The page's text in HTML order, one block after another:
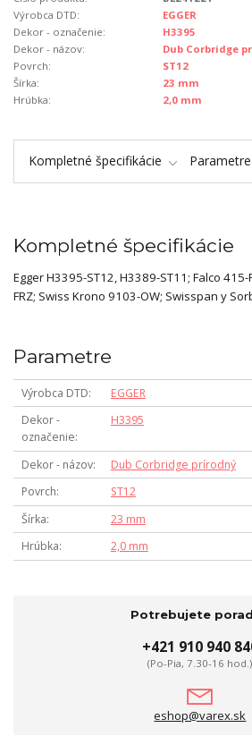
Výrobca DTD:
EGGER
Dekor - označenie:
H3395
Dekor - názov:
Dub Corbridge
Povrch:
ST12
Šírka:
23 mm
Hrúbka:
2,0 mm
Kompletné špecifikácie Parametre
Kompletné špecifikácie
Egger H3395-ST12, H3389-ST11; Falco
FRZ; Swiss Krono 9103-OW; Swisspan y
Parametre
Výrobca DTD
EGGER
Dekor -
označenie
H3395
Dekor - názov
Dub Corbridge prírodný
Povrch
ST12
Šírka
23 mm
Hrúbka
2,0 mm
Potrebujete
+421 910 940
(Po-Pia, 7.30-16 hod.)
eshop@varex.sk